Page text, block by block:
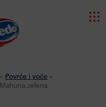
Povrće i voće
Mahuna zelena